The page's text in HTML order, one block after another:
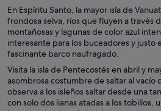
En Espíritu Santo, la mayor isla de
frondosa selva, ríos que fluyen a través
montañosas y lagunas de color azul
interesante para los buceadores y justo
fascinante barco naufragado.
Visita la isla de Pentecostés en abril y
asombrosa costumbre de saltar al vacío
observa a los isleños saltar desde una
con solo dos lianas atadas a los tobillos,